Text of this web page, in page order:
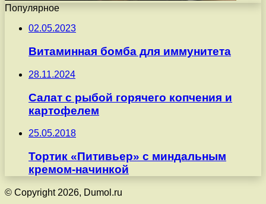
Популярное
02.05.2023
Витаминная бомба для иммунитета
28.11.2024
Салат с рыбой горячего копчения и
картофелем
25.05.2018
Тортик «Питивьер» с миндальным
кремом-начинкой
© Copyright 2026, Dumol.ru